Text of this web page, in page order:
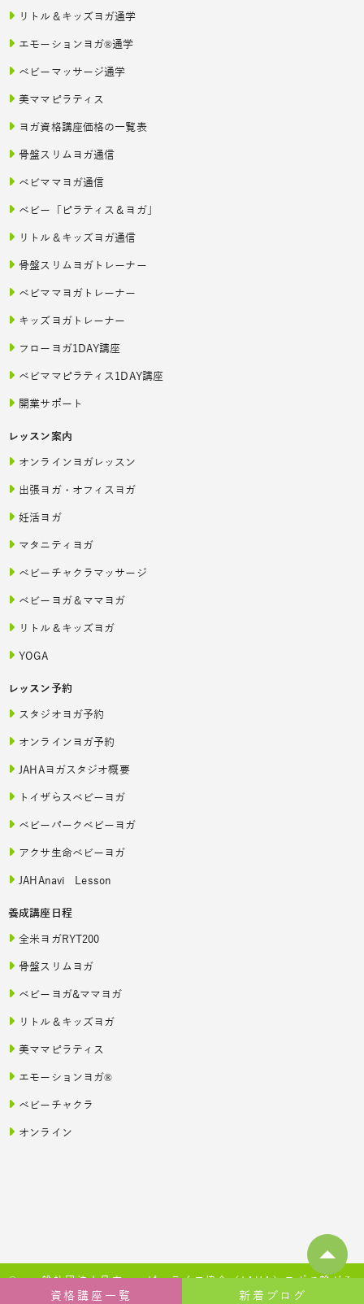
リトル＆キッズヨガ通学
エモーションヨガ®通学
ベビーマッサージ通学
美ママピラティス
ヨガ資格講座価格の一覧表
骨盤スリムヨガ通信
ベビママヨガ通信
ベビー「ピラティス＆ヨガ」
リトル＆キッズヨガ通信
骨盤スリムヨガトレーナー
ベビママヨガトレーナー
キッズヨガトレーナー
フローヨガ1DAY講座
ベビママピラティス1DAY講座
開業サポート
レッスン案内
オンラインヨガレッスン
出張ヨガ・オフィスヨガ
妊活ヨガ
マタニティヨガ
ベビーチャクラマッサージ
ベビーヨガ＆ママヨガ
リトル＆キッズヨガ
YOGA
レッスン予約
スタジオヨガ予約
オンラインヨガ予約
JAHAヨガスタジオ概要
トイザらスベビーヨガ
ベビーパークベビーヨガ
アクサ生命ベビーヨガ
JAHAnavi Lesson
養成講座日程
全米ヨガRYT200
骨盤スリムヨガ
ベビーヨガ&ママヨガ
リトル＆キッズヨガ
美ママピラティス
エモーションヨガ®
ベビーチャクラ
オンライン
© 一般社団法人日本ハッピーライフ協会（JAHA）ヨガで繋がる
幸せ, 2020–2026 All Rights Reserved.
新着ブログ
資格講座一覧